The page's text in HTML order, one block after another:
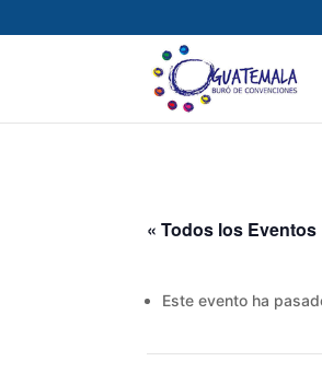
« Todos los Eventos
Este evento ha